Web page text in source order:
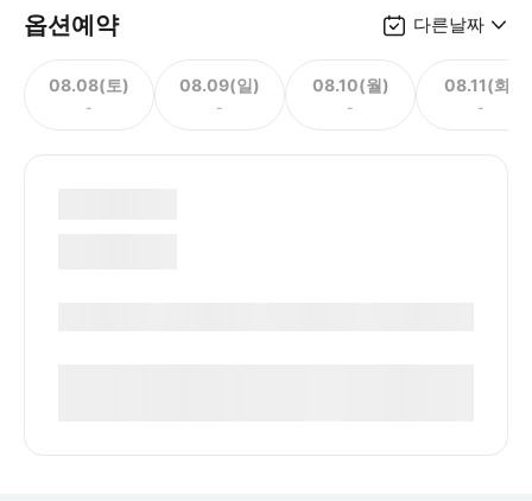
옵션예약 다른날짜
08.08(토)
-
08.09(일)
-
08.10(월)
-
08.11(화)
-